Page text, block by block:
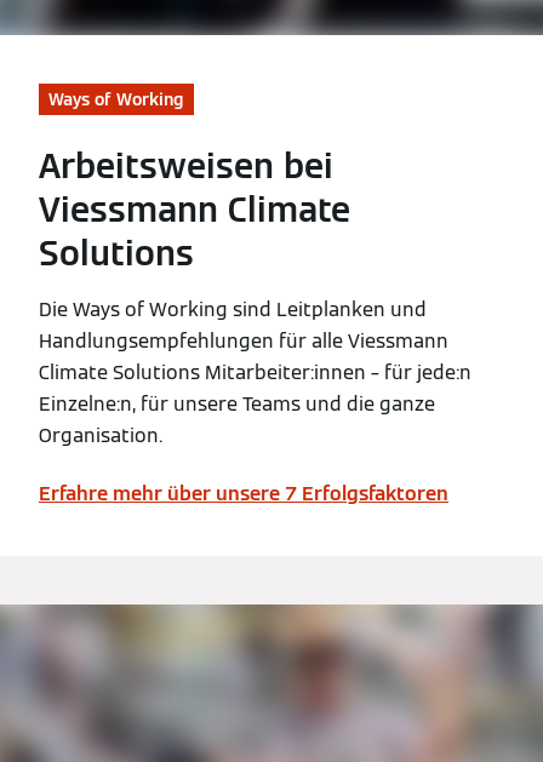
Ways of Working
Arbeitsweisen bei
Viessmann Climate
Solutions
Die Ways of Working sind Leitplanken und
Handlungsempfehlungen für alle Viessmann
Climate Solutions Mitarbeiter:innen – für jede:n
Einzelne:n, für unsere Teams und die ganze
Organisation.
Erfahre mehr über unsere 7 Erfolgsfaktoren